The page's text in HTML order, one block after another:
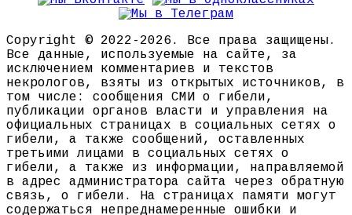
Copyright © 2022-2026. Все права защищены.
Все данные, используемые на сайте, за
исключением комментариев и текстов
некрологов, взяты из открытых источников, в
том числе: сообщения СМИ о гибели,
публикации органов власти и управления на
официальных страницах в социальных сетях о
гибели, а также сообщений, оставленных
третьими лицами в социальных сетях о
гибели, а также из информации, направляемой
в адрес администратора сайта через обратную
связь, о гибели. На страницах памяти могут
содержаться непреднамеренные ошибки и